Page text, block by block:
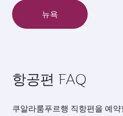
뉴욕
항공편 FAQ
쿠알라룸푸르행 직항편을 예약